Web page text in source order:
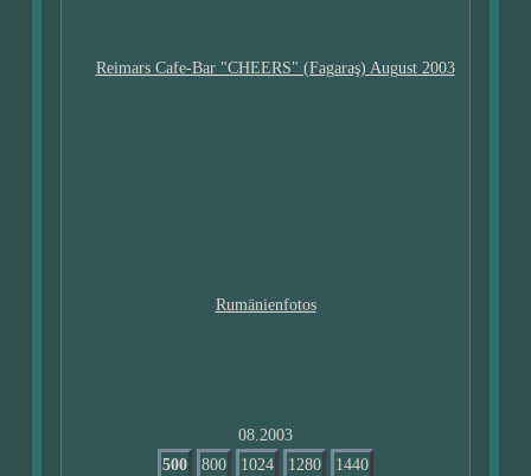
08.2003
500
800 1024 1280 1440